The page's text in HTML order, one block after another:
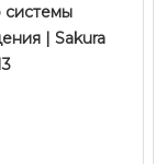
системы
| Sakura